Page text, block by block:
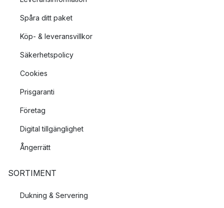
Spåra ditt paket
Köp- & leveransvillkor
Säkerhetspolicy
Cookies
Prisgaranti
Företag
Digital tillgänglighet
Ångerrätt
SORTIMENT
Dukning & Servering